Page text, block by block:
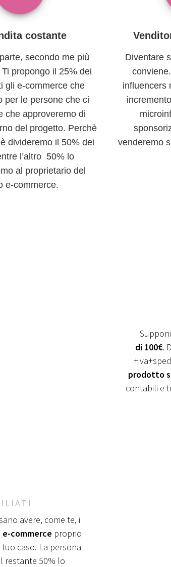
costante
secondo me più
propongo il 25% dei
gli e-commerce che
per le persone che ci
che approveremo di
del progetto. Perchè
divideremo il 50% dei
l’altro 50% lo
al proprietario del
e-commerce.
Diventare
influencers
venderemo
di 100€.
prodotto
contabili e
avere, come te, i
commerce proprio
caso. La persona
restante 50% lo